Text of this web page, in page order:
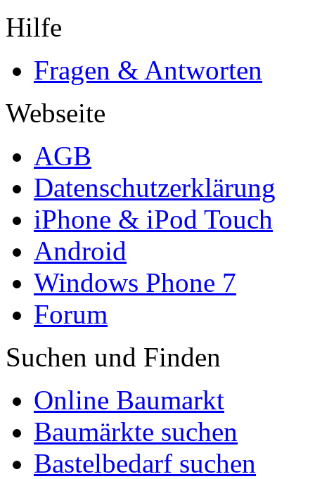
Hilfe
Fragen & Antworten
Webseite
AGB
Datenschutzerklärung
iPhone & iPod Touch
Android
Windows Phone 7
Forum
Suchen und Finden
Online Baumarkt
Baumärkte suchen
Bastelbedarf suchen